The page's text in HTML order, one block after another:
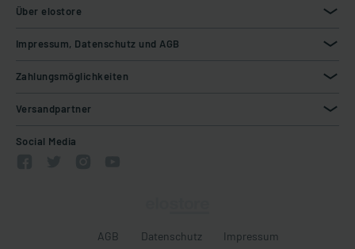
Über elostore
Impressum, Datenschutz und AGB
Zahlungsmöglichkeiten
Versandpartner
Social Media
AGB Datenschutz Impressum